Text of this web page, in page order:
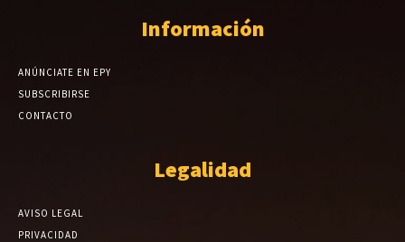
Información
ANÚNCIATE EN EPY
SUBSCRIBIRSE
CONTACTO
Legalidad
AVISO LEGAL
PRIVACIDAD